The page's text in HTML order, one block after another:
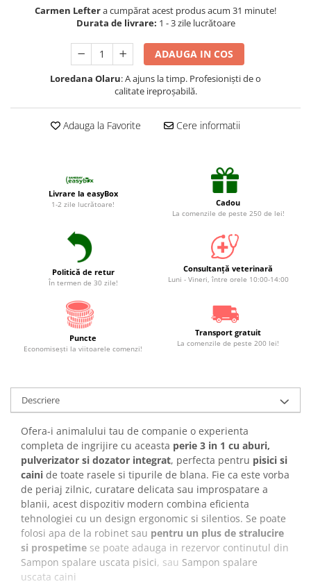
Suplimente și vitamine păsări și
Gel antiinflamator
Carmen Leftera cumpărat acest produs acum 31 minute!
Durata de livrare: 1 - 3 zile lucrătoare
ADAUGA IN COS
Loredana Olaru: A ajuns la timp. Profesioniști de o
calitate ireproșabilă.
Adauga la Favorite Cere informatii
Livrare la easyBox
1-2 zile lucrătoare! Cadou
La comenzile de peste 250 de lei!
Politică de retur
În termen de 30 zile!
Consultanță veterinară
Luni - Vineri, între orele 10:00-14:00
Puncte
Economiseşti la viitoarele comenzi!
Transport gratuit
La comenzile de peste 200 lei!
Descriere
Ofera-i animalului tau de companie o experienta
completa de ingrijire cu aceasta perie 3 in 1 cu aburi,
pulverizator si dozator integrat, perfecta pentru pisici si
caini de toate rasele si tipurile de blana. Fie ca este vorba
de periaj zilnic, curatare delicata sau improspatare a
blanii, acest dispozitiv modern combina eficienta
tehnologiei cu un design ergonomic si silentios. Se poate
folosi apa de la robinet sau pentru un plus de stralucire
si prospetime se poate adauga in rezervor continutul din
Sampon spalare uscata pisici, sau Sampon spalare
uscata caini